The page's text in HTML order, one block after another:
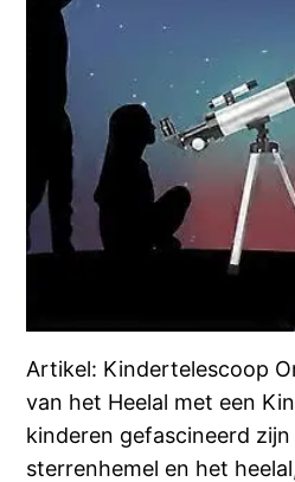
Artikel: Kindertelescoop
van het Heelal met een
kinderen gefascineerd
sterrenhemel en het